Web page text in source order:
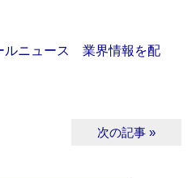
ニュース 業界情報を配
次の記事 »